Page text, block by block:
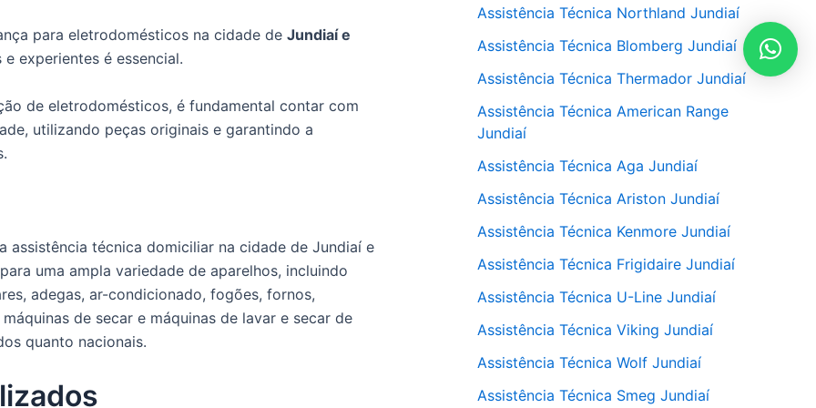
para eletrodomésticos na cidade de Jundiaí e
experientes é essencial.
de eletrodomésticos, é fundamental contar com
utilizando peças originais e garantindo a
técnica domiciliar na cidade de Jundiaí e
uma ampla variedade de aparelhos, incluindo
adegas, ar-condicionado, fogões, fornos,
de secar e máquinas de lavar e secar de
quanto nacionais.
Assistência Técnica Northland Jundiaí
Assistência Técnica Blomberg Jundiaí
Assistência Técnica Thermador Jundiaí
Assistência Técnica American Range
Jundiaí
Assistência Técnica Aga Jundiaí
Assistência Técnica Ariston Jundiaí
Assistência Técnica Kenmore Jundiaí
Assistência Técnica Frigidaire Jundiaí
Assistência Técnica U-Line Jundiaí
Assistência Técnica Viking Jundiaí
Assistência Técnica Wolf Jundiaí
Assistência Técnica Smeg Jundiaí